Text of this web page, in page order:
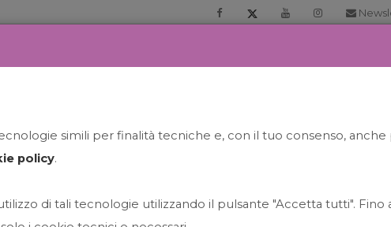
simili per finalità tecniche e, con il tuo consenso,
policy.
di tali tecnologie utilizzando il pulsante "Accetta tutti". Fino